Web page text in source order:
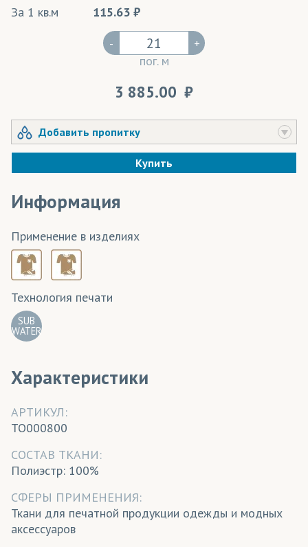
За 1 кв.м
115.63
-
пог. м
+
3 885.00
Добавить пропитку
Купить
Информация
Применение в изделиях
Технология печати
SUB
WATER
Характеристики
АРТИКУЛ:
TO000800
CОСТАВ ТКАНИ:
Полиэстр: 100%
СФЕРЫ ПРИМЕНЕНИЯ:
Ткани для печатной продукции одежды и модных
аксессуаров